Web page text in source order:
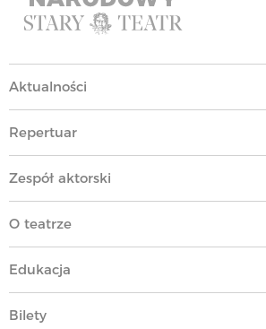
Aktualności
Repertuar
Zespół aktorski
O teatrze
Edukacja
Bilety